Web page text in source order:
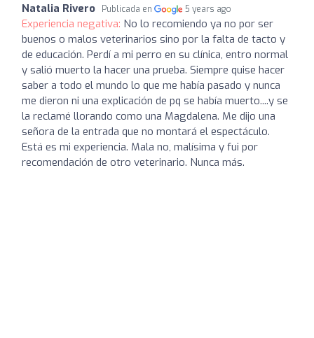
Natalia Rivero Publicada en 5 years ago
Experiencia negativa: No lo recomiendo ya no por ser
buenos o malos veterinarios sino por la falta de tacto y
de educación. Perdí a mi perro en su clínica, entro normal
y salió muerto la hacer una prueba. Siempre quise hacer
saber a todo el mundo lo que me había pasado y nunca
me dieron ni una explicación de pq se había muerto....y se
la reclamé llorando como una Magdalena. Me dijo una
señora de la entrada que no montará el espectáculo.
Está es mi experiencia. Mala no, malísima y fui por
recomendación de otro veterinario. Nunca más.